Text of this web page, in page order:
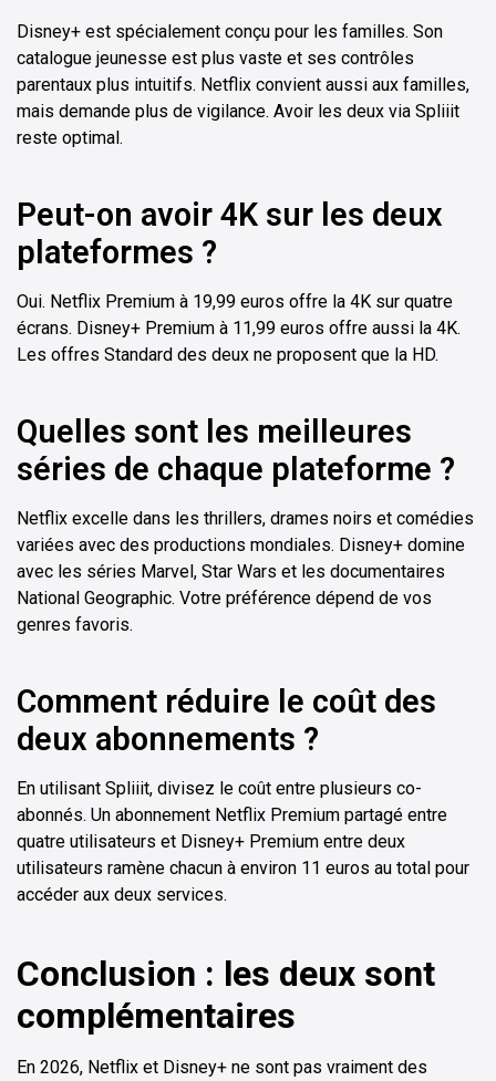
Disney+ est spécialement conçu pour les familles. Son
catalogue jeunesse est plus vaste et ses contrôles
parentaux plus intuitifs. Netflix convient aussi aux familles,
mais demande plus de vigilance. Avoir les deux via Spliiit
reste optimal.
Peut-on avoir 4K sur les deux
plateformes ?
Oui. Netflix Premium à 19,99 euros offre la 4K sur quatre
écrans. Disney+ Premium à 11,99 euros offre aussi la 4K.
Les offres Standard des deux ne proposent que la HD.
Quelles sont les meilleures
séries de chaque plateforme ?
Netflix excelle dans les thrillers, drames noirs et comédies
variées avec des productions mondiales. Disney+ domine
avec les séries Marvel, Star Wars et les documentaires
National Geographic. Votre préférence dépend de vos
genres favoris.
Comment réduire le coût des
deux abonnements ?
En utilisant Spliiit, divisez le coût entre plusieurs co-
abonnés. Un abonnement Netflix Premium partagé entre
quatre utilisateurs et Disney+ Premium entre deux
utilisateurs ramène chacun à environ 11 euros au total pour
accéder aux deux services.
Conclusion : les deux sont
complémentaires
En 2026, Netflix et Disney+ ne sont pas vraiment des